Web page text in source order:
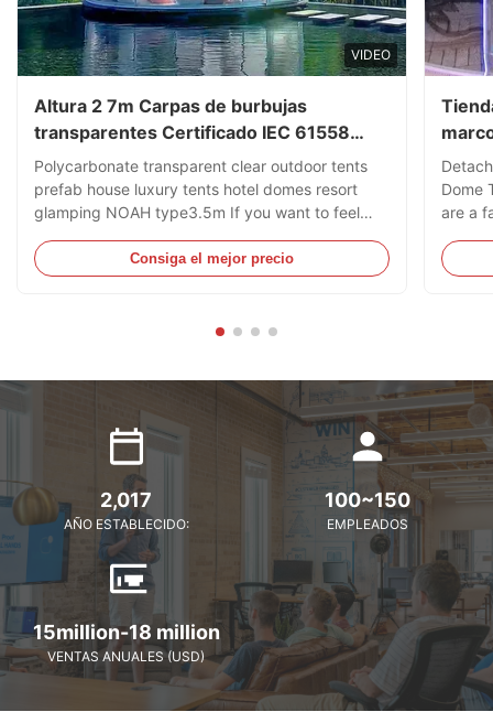
VIDEO
Altura 2 7m Carpas de burbujas
transparentes Certificado IEC 61558
Distribución de energía
Polycarbonate transparent clear outdoor tents
prefab house luxury tents hotel domes resort
glamping NOAH type3.5m If you want to feel
preparing to glamping on the beautiful view open
field, Silk Road Enterprise is a great choice for
provide high stability. Door and windows are
Consiga el mejor precio
alta
Dome
are a
2,017
AÑO ESTABLECIDO:
100~150
EMPLEADOS
15million-18 million
VENTAS ANUALES (USD)